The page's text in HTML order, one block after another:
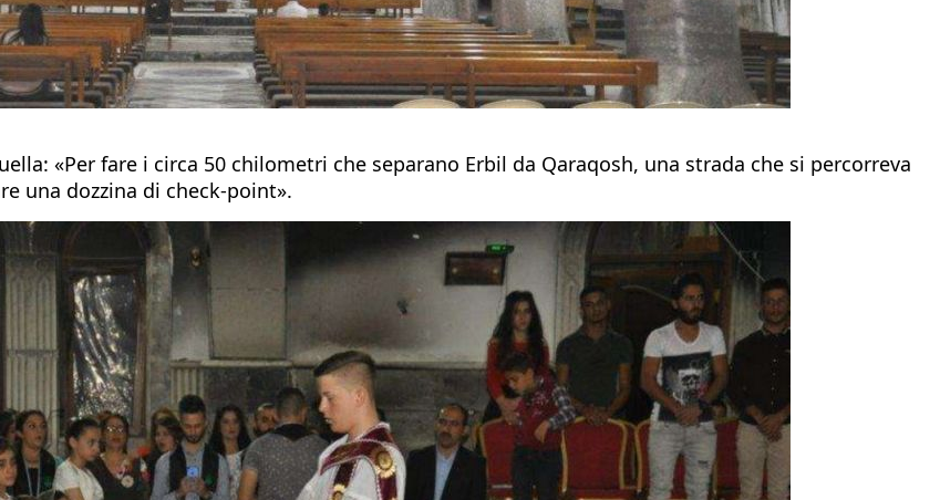
«Per fare i circa 50 chilometri che separano Erbil da Qaraqosh, una strada che si percorreva
una dozzina di check-point».